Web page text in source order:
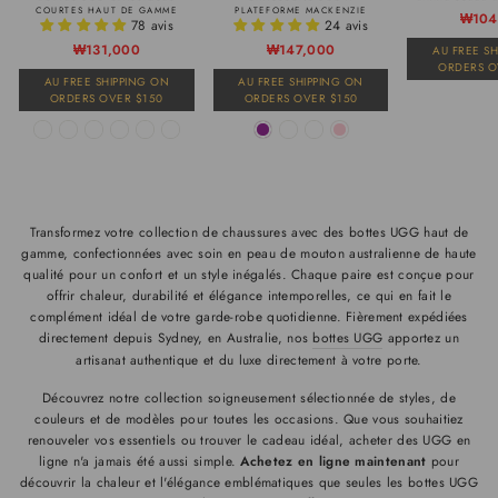
COURTES HAUT DE GAMME
78 avis
Prix
​​
régulier
Prix
​​
de
vente
₩131,000
AU FREE SHIPPING ON
ORDERS OVER $150
PLATEFORME MACKENZIE
24 avis
₩147,000
AU FREE SHIPPING ON
ORDERS OVER $150
Prix
​​
Prix
​​
de
vente
AU FREE
ORDERS
Transformez votre collection de chaussures avec des bottes UGG haut de
gamme, confectionnées avec soin en peau de mouton australienne de haute
qualité pour un confort et un style inégalés. Chaque paire est conçue pour
offrir chaleur, durabilité et élégance intemporelles, ce qui en fait le
complément idéal de votre garde-robe quotidienne. Fièrement expédiées
directement depuis Sydney, en Australie, nos bottes UGG apportez un
artisanat authentique et du luxe directement à votre porte.
Découvrez notre collection soigneusement sélectionnée de styles, de
couleurs et de modèles pour toutes les occasions. Que vous souhaitiez
renouveler vos essentiels ou trouver le cadeau idéal, acheter des UGG en
ligne n'a jamais été aussi simple.Achetez en ligne maintenant pour
découvrir la chaleur et l'élégance emblématiques que seules les bottes UGG